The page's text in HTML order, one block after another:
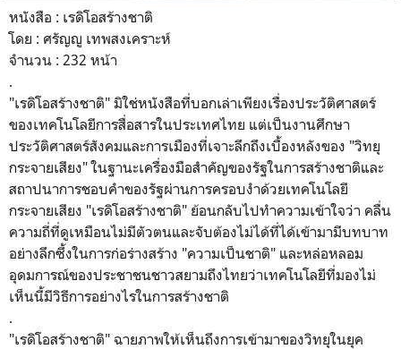
หนังสือ : เรดิโอสร้างชาติ
โดย : ศรัญญู เทพสงเคราะห์
จำนวน : 232 หน้า
.
​"เรดิโอสร้างชาติ" มิใช่หนังสือที่บอกเล่าเพียงเรื่องประวัติศาสตร์
ของเทคโนโลยีการสื่อสารในประเทศไทย แต่เป็นงานศึกษา
ประวัติศาสตร์สังคมและการเมืองที่เจาะลึกถึงเบื้องหลังของ "วิทยุ
กระจายเสียง" ในฐานะเครื่องมือสำคัญของรัฐในการสร้างชาติและ
สถาปนาการชอบคำของรัฐผ่านการครอบงำด้วยเทคโนโลยี
กระจายเสียง "เรดิโอสร้างชาติ" ย้อนกลับไปทำความเข้าใจว่า คลื่น
ความถี่ที่ดูเหมือนไม่มีตัวตนและจับต้องไม่ได้ที่ได้เข้ามามีบทบาท
อย่างลึกซึ้งในการก่อร่างสร้าง "ความเป็นชาติ" และหล่อหลอม
อุดมการณ์ของประชาชนชาวสยามถึงไทยว่าเทคโนโลยีที่มองไม่
เห็นนี้มีวิธีการอย่างไรในการสร้างชาติ
.
​"เรดิโอสร้างชาติ" ฉายภาพให้เห็นถึงการเข้ามาของวิทยุในยุค